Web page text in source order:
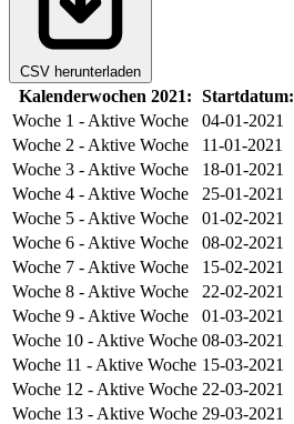
CSV herunterladen
Kalenderwochen 2021: Startdatum:
Woche 1 - Aktive Woche 04-01-2021
Woche 2 - Aktive Woche 11-01-2021
Woche 3 - Aktive Woche 18-01-2021
Woche 4 - Aktive Woche 25-01-2021
Woche 5 - Aktive Woche 01-02-2021
Woche 6 - Aktive Woche 08-02-2021
Woche 7 - Aktive Woche 15-02-2021
Woche 8 - Aktive Woche 22-02-2021
Woche 9 - Aktive Woche 01-03-2021
Woche 10 - Aktive Woche 08-03-2021
Woche 11 - Aktive Woche 15-03-2021
Woche 12 - Aktive Woche 22-03-2021
Woche 13 - Aktive Woche 29-03-2021